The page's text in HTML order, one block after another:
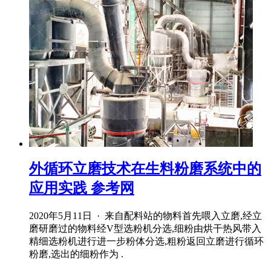
外循环立磨技术在生料粉磨系统中的
应用实践 参考网
2020年5月11日 · 来自配料站的物料首先喂入立磨,经立
磨研磨过的物料经V型选粉机分选,细粉由烘干热风带入
精细选粉机进行进一步粉体分选,粗粉返回立磨进行循环
粉磨,选出的细粉作为 .